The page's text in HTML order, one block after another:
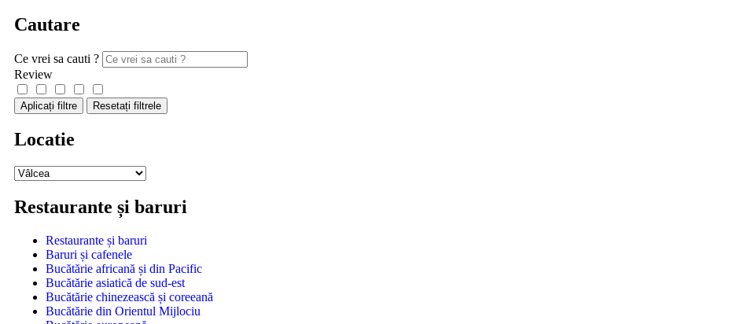
Cautare
Ce vrei sa cauti ?
Review
Aplicați filtre Resetați filtrele
Locatie
Restaurante și baruri
Restaurante și baruri
Baruri și cafenele
Bucătărie africană și din Pacific
Bucătărie asiatică de sud-est
Bucătărie chinezească și coreeană
Bucătărie din Orientul Mijlociu